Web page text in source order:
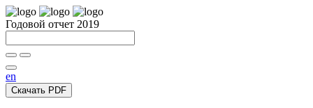
Годовой отчет 2019
en
Скачать PDF